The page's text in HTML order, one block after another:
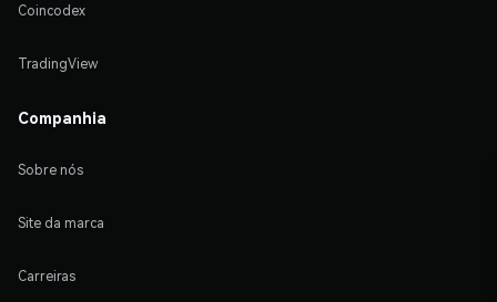
Coincodex
TradingView
Companhia
Sobre nós
Site da marca
Carreiras